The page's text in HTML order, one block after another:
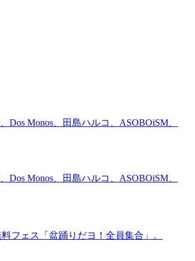
Monos、田島ハルコ、ASOBOiSM、
Monos、田島ハルコ、ASOBOiSM、
フェス「盆踊りだヨ！全員集合」。